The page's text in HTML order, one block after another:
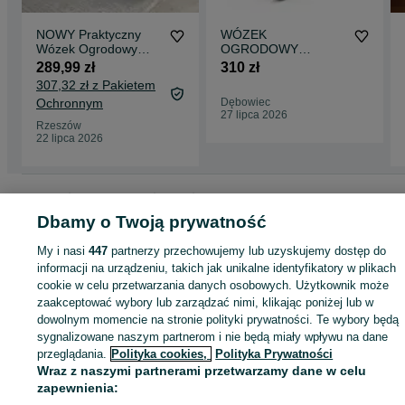
NOWY Praktyczny
Wózek Ogrodowy
Taczka Wywrotka
Przyczepka 3w1
300kg
289,99 zł
307,32 zł z Pakietem
Ochronnym
Rzeszów
22 lipca 2026
WÓZEK
OGRODOWY
przyczepka 400kg
310 zł
Dębowiec
27 lipca 2026
Podkarpackie
Taczki - Rzeszów
KATEGORIA
ID:1061847393 Wyświetlenia:
Kup
Dbamy o Twoją prywatność
My i nasi447 partnerzy przechowujemy lub uzyskujemy dostęp do
informacji na urządzeniu, takich jak unikalne identyfikatory w plikach
cookie w celu przetwarzania danych osobowych. Użytkownik może
zaakceptować wybory lub zarządzać nimi, klikając poniżej lub w
dowolnym momencie na stronie polityki prywatności. Te wybory będą
sygnalizowane naszym partnerom i nie będą miały wpływu na dane
przeglądania. Polityka cookies, Polityka Prywatności
Wraz z naszymi partnerami przetwarzamy dane w celu
zapewnienia: